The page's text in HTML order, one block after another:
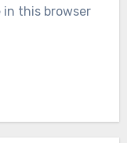
in this browser